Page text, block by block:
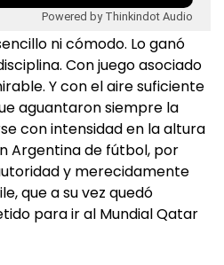
Powered by Thinkindot Audio
ni cómodo. Lo ganó
Con juego asociado
Y con el aire suficiente
aguantaron siempre la
con intensidad en la altura
Argentina de fútbol, por
y merecidamente
que a su vez quedó
para ir al Mundial Qatar